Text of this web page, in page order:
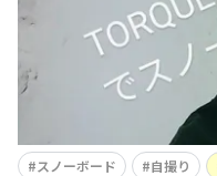
スノーボード 自撮り